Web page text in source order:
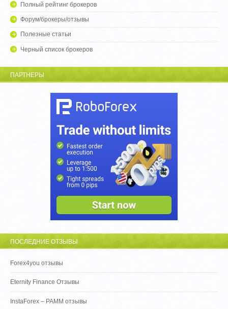
Полный рейтинг брокеров
Форум/брокеры/отзывы
Полезные статьи
Черный список брокеров
ПАРТНЕРЫ
ПОСЛЕДНИЕ ОТЗЫВЫ
Forex4you отзывы
Eternity Finance Отзывы
InstaForex – PAMM отзывы